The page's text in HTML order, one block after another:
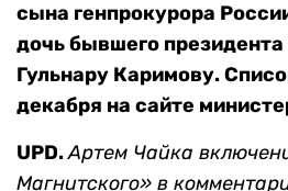
сына генпрокурора
дочь бывшего президента
Гульнару Каримову.
декабря на сайте
UPD.Артем Чайка
Магнитского» в